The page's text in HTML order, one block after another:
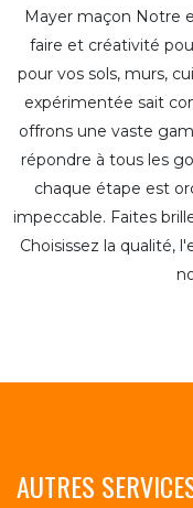
Mayer maçon Notre
faire et créativité
pour vos sols, murs,
expérimentée sait
offrons une vaste
répondre à tous les
chaque étape est
impeccable. Faites
Choisissez la qualité,
AUTRES